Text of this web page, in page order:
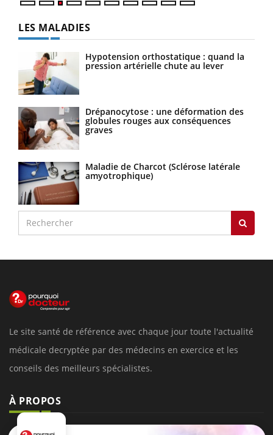
LES MALADIES
Hypotension orthostatique : quand la
pression artérielle chute au lever
Drépanocytose : une déformation des
globules rouges aux conséquences
graves
Maladie de Charcot (Sclérose latérale
amyotrophique)
Le site santé de référence avec chaque jour toute l'actualité
médicale decryptée par des médecins en exercice et les
conseils des meilleurs spécialistes.
À PROPOS